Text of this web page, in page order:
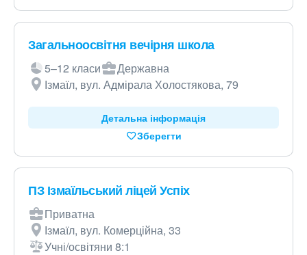
Загальноосвітня вечірня школа
5–12 класи
Державна
Ізмаїл, вул. Адмірала Холостякова, 79
Детальна інформація
Зберегти
ПЗ Ізмаїльський ліцей Успіх
Приватна
Ізмаїл, вул. Комерційна, 33
Учні/освітяни 8:1